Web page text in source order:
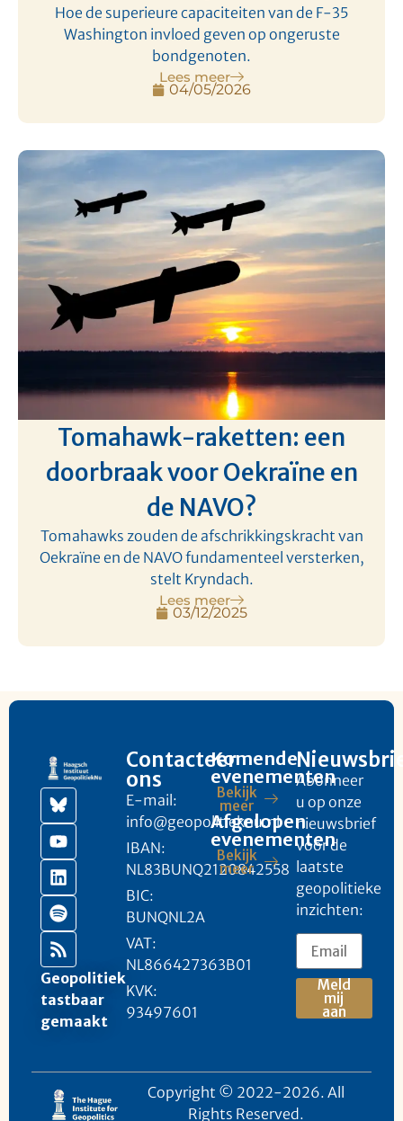
Hoe de superieure capaciteiten van de F-35
Washington invloed geven op ongeruste
bondgenoten.
Lees meer
04/05/2026
Tomahawk-raketten: een
doorbraak voor Oekraïne en
de NAVO?
Tomahawks zouden de afschrikkingskracht van
Oekraïne en de NAVO fundamenteel versterken,
stelt Kryndach.
Lees meer
03/12/2025
Geopolitiek
tastbaar
gemaakt
Contacteer
ons
E-mail:
info@geopolitieknu.nl
IBAN:
NL83BUNQ2120842558
BIC:
BUNQNL2A
VAT:
NL866427363B01
KVK:
93497601
Komende
evenementen
Bekijk
meer
Afgelopen
evenementen
Bekijk
meer
Abonneer
u op onze
nieuwsbrief
voor de
laatste
geopolitieke
inzichten:
Meld
mij
aan
Copyright © 2022-2026. All
Rights Reserved.